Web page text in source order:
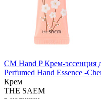
СМ Hand P Крем-эссенция
Perfumed Hand Essence -
Крем
THE SAEM